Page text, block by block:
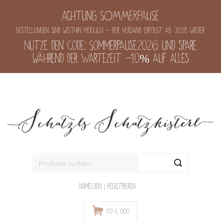
Achtung SOMMERPAUSE
Bestellungen sind weithin möglich - der Versand erfolgt ab 31.08 wieder
Nutze den Code: Sommerpause2026 und spare
während der Wartezeit -10% auf alles
Anmelden | Registrieren
(0) € 0,00